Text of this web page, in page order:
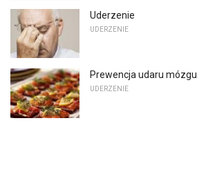
Uderzenie
UDERZENIE
Prewencja udaru mózgu
UDERZENIE